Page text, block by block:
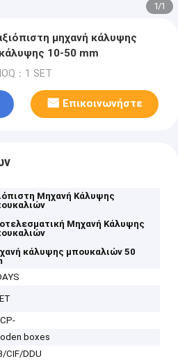
1/1
μηχανή κάλυψης
10-50 mm
：1 SET
Επικοινωνήστε
Μηχανή Κάλυψης
Μηχανή Κάλυψης
κάλυψης μπουκαλιών 50
boxes
CIF/DDU